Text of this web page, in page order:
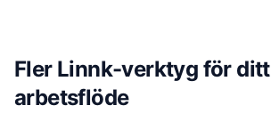
Fler Linnk-verktyg för ditt
arbetsflöde